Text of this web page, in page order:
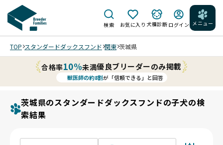
検索 お気に入り 犬種診断 ログイン メニュー
TOP スタンダードダックスフンド 関東 茨城県
合格率10%未満優良ブリーダーのみ掲載
獣医師の約8割が「信頼できる」と回答
茨城県のスタンダードダックスフンドの子犬の検
索結果